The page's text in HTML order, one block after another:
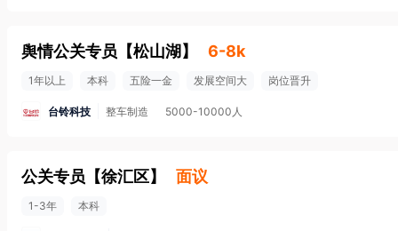
舆情公关专员 【松山湖 】 6-8k
1年以上 本科 五险一金 发展空间大 岗位晋升
台铃科技 整车制造 5000-10000人
公关专员 【徐汇区】 面议
1-3年 本科